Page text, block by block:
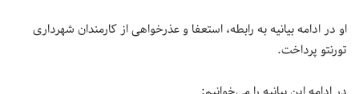
او در ادامه بیانیه به رابطه، استعفا و عذرخواهی از کارمندان شهرداری
تورنتو پرداخت.